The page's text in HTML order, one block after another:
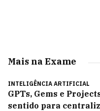
Mais na Exame
INTELIGÊNCIA ARTIFICIAL
GPTs, Gems e
sentido para